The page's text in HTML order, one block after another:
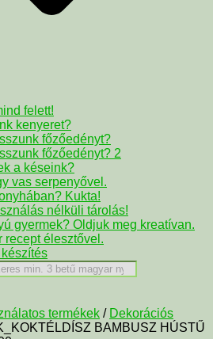
felett!
kenyeret?
főzőedényt?
főzőedényt? 2
a késeink?
vas serpenyővel.
Kukta!
nélküli tárolás!
gyermek? Oldjuk meg kreatívan.
recept élesztővel.
termékek / Dekorációs
BAMBUSZ HÚSTŰ